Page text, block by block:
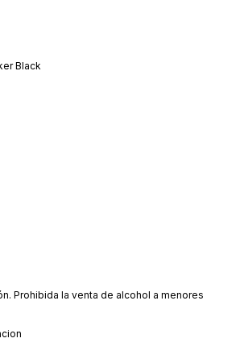
Black
Prohibida la venta de alcohol a menores